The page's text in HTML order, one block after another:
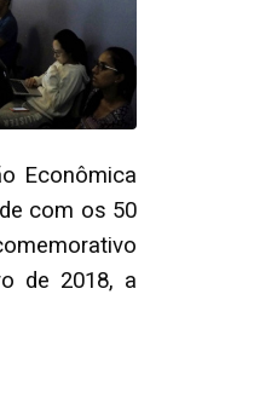
Econômica
com os 50
de 2018, a